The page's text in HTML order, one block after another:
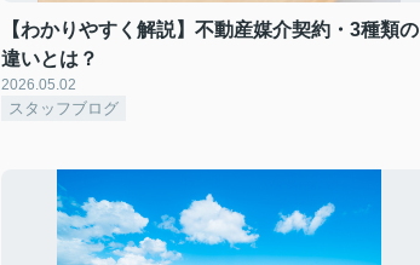
【わかりやすく解説】不動産媒介契約・3種類の
違いとは？
2026.05.02
スタッフブログ